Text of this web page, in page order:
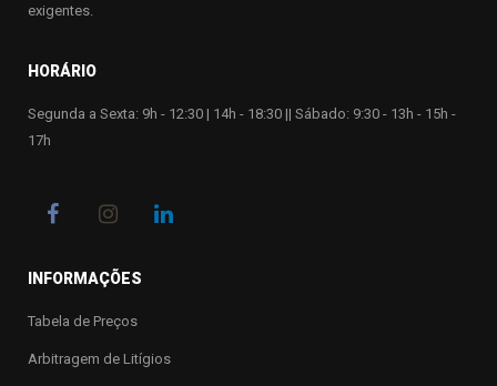
exigentes.
HORÁRIO
Segunda a Sexta: 9h - 12:30 | 14h - 18:30 || Sábado: 9:30 - 13h - 15h -
17h
INFORMAÇÕES
Tabela de Preços
Arbitragem de Litígios